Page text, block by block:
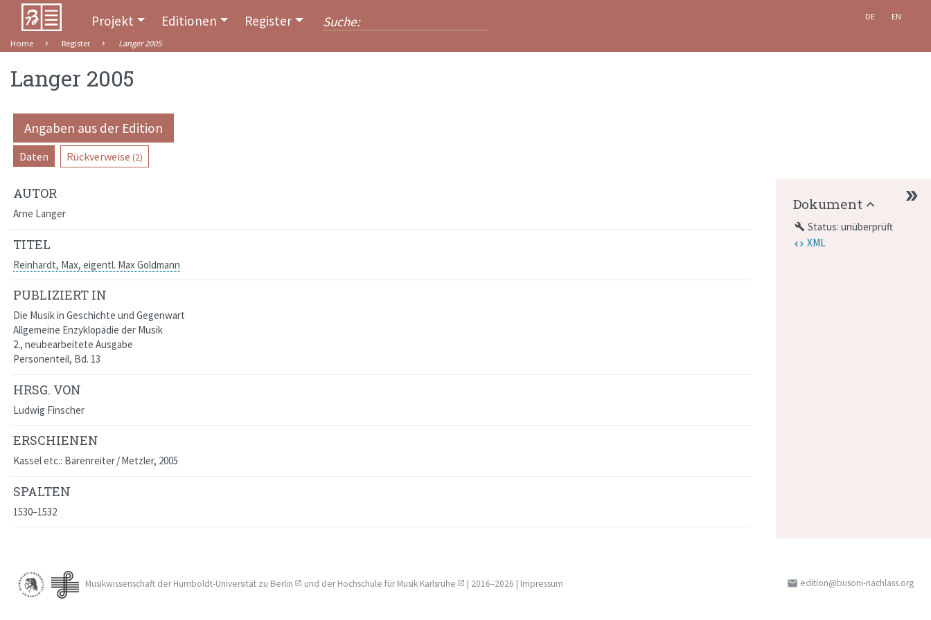
Projekt Editionen Register DE EN
Home Register Langer 2005
Langer 2005
Angaben aus der Edition
Daten Rückverweise (2)
AUTOR
Arne Langer
TITEL
Reinhardt, Max, eigentl. Max Goldmann
PUBLIZIERT IN
Die Musik in Geschichte und Gegenwart
Allgemeine Enzyklopädie der Musik
2., neubearbeitete Ausgabe
Personenteil, Bd. 13
HRSG. VON
Ludwig Finscher
ERSCHIENEN
Kassel etc.: Bärenreiter / Metzler, 2005
SPALTEN
1530–1532
Dokument
build Status: unüberprüft
XML
Musikwissenschaft derHumboldt-Universität zu Berlin und derHochschule für Musik Karlsruhe | 2016–2026 | Impressum email edition@busoni-nachlass.org